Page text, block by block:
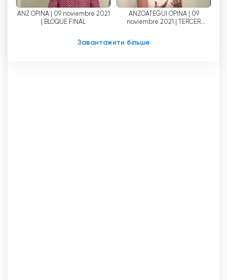
ANZ OPINA | 09 noviembre 2021
| BLOQUE FINAL
ANZOATEGUI OPINA | 09
noviembre 2021 | TERCER
Завантажити більше